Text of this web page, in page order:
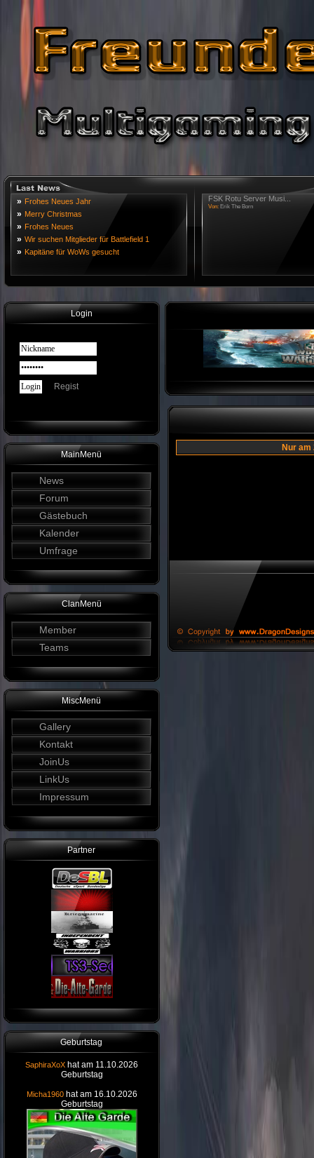
» Frohes Neues Jahr
» Merry Christmas
» Frohes Neues
» Wir suchen Mitglieder für Battlefield 1
» Kapitäne für WoWs gesucht
FSK Rotu Server Musi...
Von: Erik The Born
Login
Regist
MainMenü
News
Forum
Gästebuch
Kalender
Umfrage
ClanMenü
Member
Teams
MiscMenü
Gallery
Kontakt
JoinUs
LinkUs
Impressum
Partner
Geburtstag
SaphiraXoX hat am 11.10.2026
Geburtstag
Micha1960 hat am 16.10.2026
Geburtstag
Nur am